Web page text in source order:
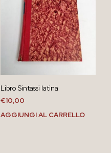
Libro Sintassi latina
€10,00
AGGIUNGI AL CARRELLO